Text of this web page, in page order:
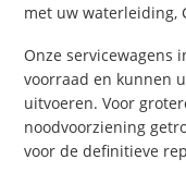
met uw waterleiding,
Onze servicewagens
voorraad en kunnen
uitvoeren. Voor
noodvoorziening
voor de definitieve